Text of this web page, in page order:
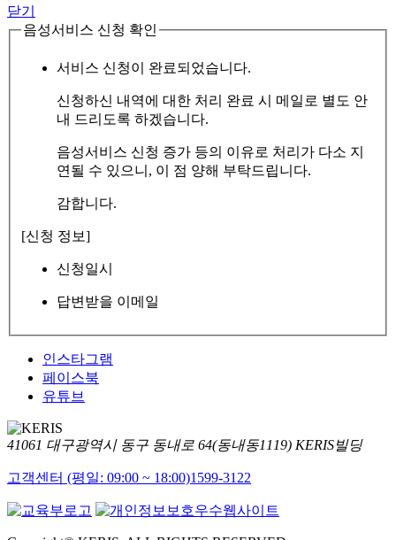
닫기
음성서비스 신청 확인
서비스 신청이 완료되었습니다.
신청하신 내역에 대한 처리 완료 시 메일로 별도 안
내 드리도록 하겠습니다.
음성서비스 신청 증가 등의 이유로 처리가 다소 지
연될 수 있으니, 이 점 양해 부탁드립니다.
감합니다.
[신청 정보]
신청일시
답변받을 이메일
인스타그램
페이스북
유튜브
41061 대구광역시 동구 동내로 64(동내동1119) KERIS빌딩
고객센터 (평일: 09:00 ~ 18:00)1599-3122